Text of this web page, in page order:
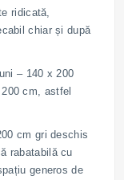
ridicată,
chiar și după
– 140 x 200
cm, astfel
cm gri deschis
rabatabilă cu
generos de